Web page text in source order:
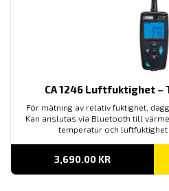
CA 1246 Luftfuktighet
För mätning av relativ fuktighet,
Kan anslutas via Bluetooth till
temperatur och luftfuktighet
3,690.00 KR